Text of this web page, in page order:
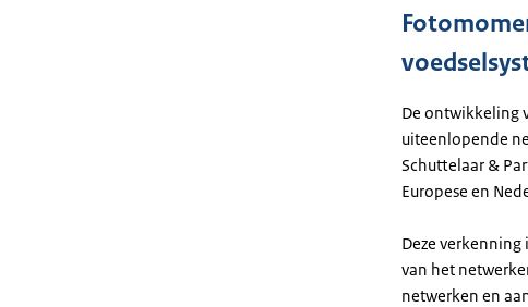
De ontwikkeling
uiteenlopende
Schuttelaar &
Europese en
Deze
van het
netwerken en